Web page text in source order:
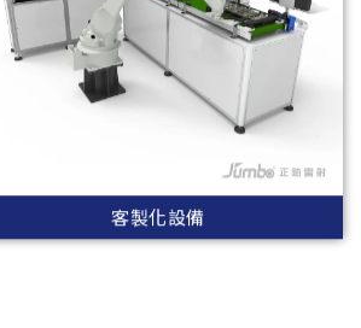
客製化設備